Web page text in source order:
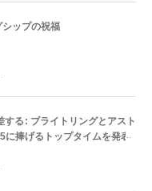
ップの祝福
する: ブライトリングとアスト
に捧げるトップタイムを発表